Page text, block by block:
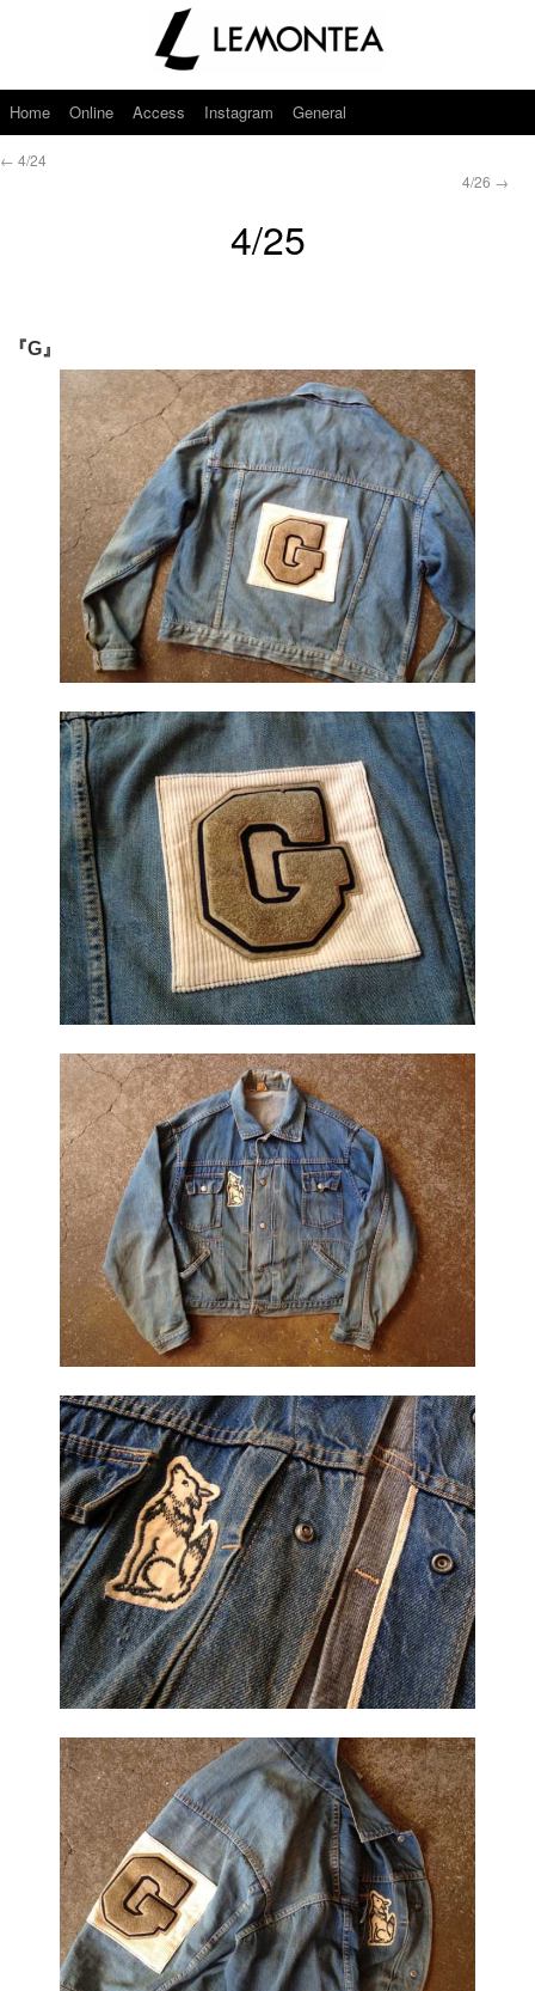
Home Online Access Instagram General
← 4/24
4/26 →
4/25
『G』